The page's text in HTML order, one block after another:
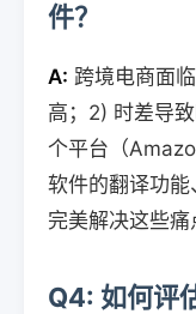
件？
A: 跨境电商面
高；2) 时差导
个平台（
软件的翻译功
完美解决这些痛
Q4: 如何评